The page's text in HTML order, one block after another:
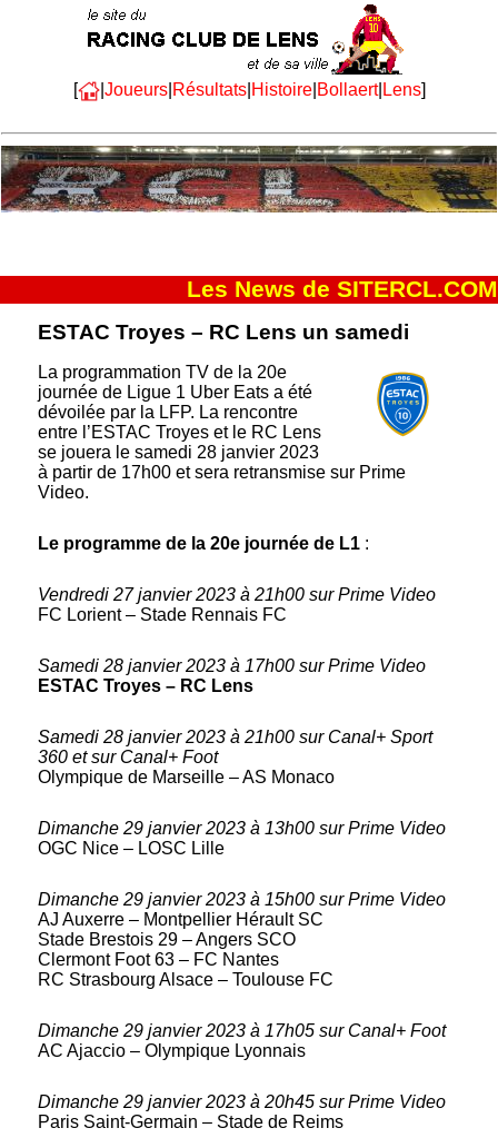
[ | Joueurs| Résultats| Histoire| Bollaert| Lens]
Les News de SITERCL.COM
ESTAC Troyes – RC Lens un samedi
La programmation TV de la 20e
journée de Ligue 1 Uber Eats a été
dévoilée par la LFP. La rencontre
entre l’ESTAC Troyes et le RC Lens
se jouera le samedi 28 janvier 2023
à partir de 17h00 et sera retransmise sur Prime
Video.
Le programme de la 20e journée de L1 :
Vendredi 27 janvier 2023 à 21h00 sur Prime Video
FC Lorient – Stade Rennais FC
Samedi 28 janvier 2023 à 17h00 sur Prime Video
ESTAC Troyes – RC Lens
Samedi 28 janvier 2023 à 21h00 sur Canal+ Sport
360 et sur Canal+ Foot
Olympique de Marseille – AS Monaco
Dimanche 29 janvier 2023 à 13h00 sur Prime Video
OGC Nice – LOSC Lille
Dimanche 29 janvier 2023 à 15h00 sur Prime Video
AJ Auxerre – Montpellier Hérault SC
Stade Brestois 29 – Angers SCO
Clermont Foot 63 – FC Nantes
RC Strasbourg Alsace – Toulouse FC
Dimanche 29 janvier 2023 à 17h05 sur Canal+ Foot
AC Ajaccio – Olympique Lyonnais
Dimanche 29 janvier 2023 à 20h45 sur Prime Video
Paris Saint-Germain – Stade de Reims